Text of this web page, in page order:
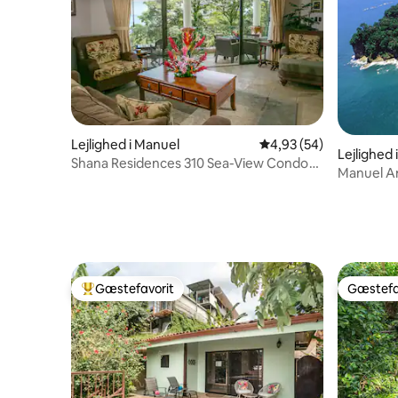
Lejlighed i Manuel 4,93 ud af 5 i
4,93 (54)
Shana Residences 310 Sea-View Condo
Lejlighed
Manuel
Bedste gæstefavorit
Gæstefavorit